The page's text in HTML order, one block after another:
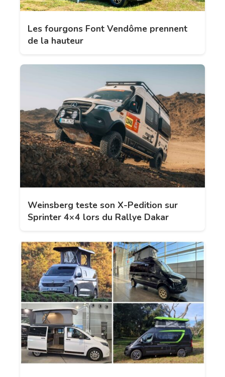
Les fourgons Font Vendôme prennent
de la hauteur
Weinsberg teste son X-Pedition sur
Sprinter 4×4 lors du Rallye Dakar